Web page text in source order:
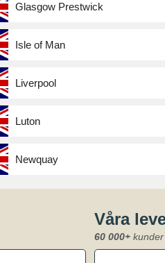
Glasgow Prestwick
Isle of Man
Liverpool
Luton
Newquay
Våra
60 000+